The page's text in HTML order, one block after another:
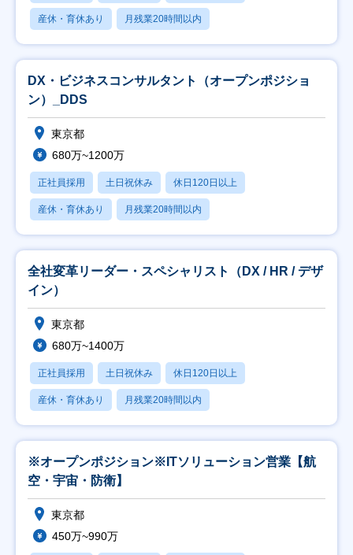
産休・育休あり 月残業20時間以内
DX・ビジネスコンサルタント（オープンポジショ
ン）_DDS
東京都
680万~1200万
正社員採用 土日祝休み 休日120日以上
産休・育休あり 月残業20時間以内
全社変革リーダー・スペシャリスト（DX / HR / デザ
イン）
東京都
680万~1400万
正社員採用 土日祝休み 休日120日以上
産休・育休あり 月残業20時間以内
※オープンポジション※ITソリューション営業【航
空・宇宙・防衛】
東京都
450万~990万